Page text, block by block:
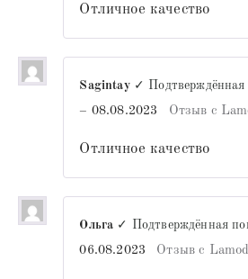
Отличное качество
Sagintay ✓ Подтверждённая
– 08.08.2023 Отзыв с
Отличное качество
Ольга ✓ Подтверждённая
06.08.2023
Отзыв с